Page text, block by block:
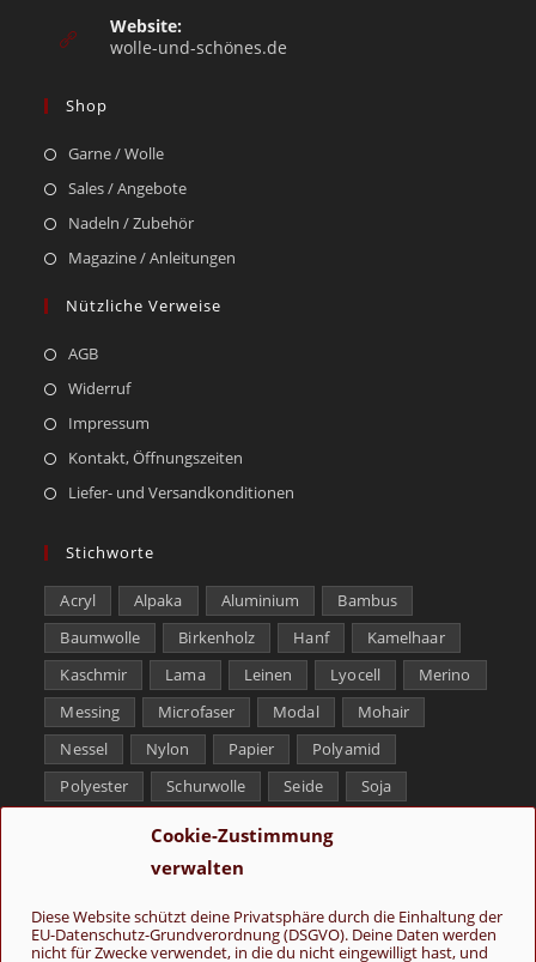
Cookie-Zustimmung
verwalten
Diese Website schützt deine Privatsphäre durch die Einhaltung der
EU-Datenschutz-Grundverordnung (DSGVO). Deine Daten werden
nicht für Zwecke verwendet, in die du nicht eingewilligt hast, und
Website:
wolle-und-schönes.de
Shop
Garne / Wolle
Sales / Angebote
Nadeln / Zubehör
Magazine / Anleitungen
Nützliche Verweise
AGB
Widerruf
Impressum
Kontakt, Öffnungszeiten
Liefer- und Versandkonditionen
Stichworte
Acryl Alpaka Aluminium
Bambus
Baumwolle
Birkenholz Hanf
Kamelhaar
Kaschmir
Lama Leinen Lyocell
Merino
Messing
Microfaser Modal
Mohair
Nessel
Nylon Papier
Polyamid
Polyester
Schurwolle Seide
Soja
Tencel
Yak
Folge uns